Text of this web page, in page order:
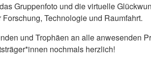
Gruppenfoto und die virtuelle
Technologie und Raumfahrt.
und Trophäen an alle anwesenden
nochmals herzlich!